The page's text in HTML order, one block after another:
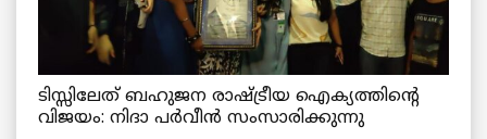
ടിസ്സിലേത് ബഹുജന രാഷ്ട്രീയ ഐക്യത്തിന്റെ
വിജയം: നിദാ പർവീൻ സംസാരിക്കുന്നു